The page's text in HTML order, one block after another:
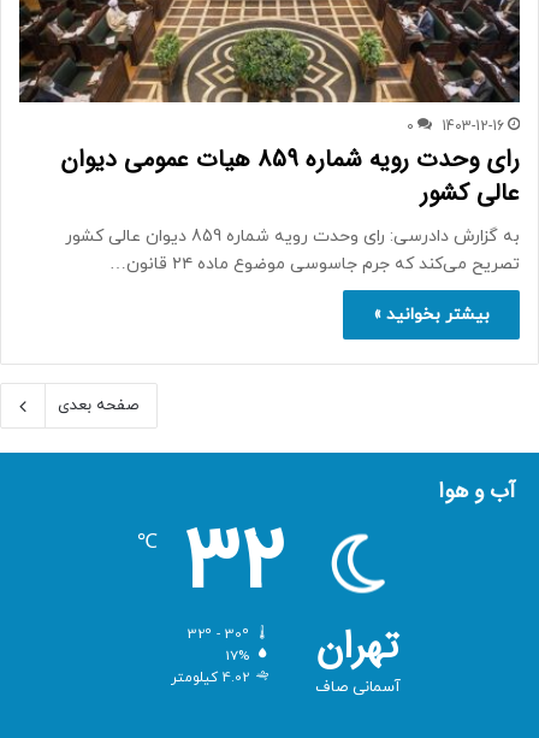
1403-12-16
0
رای وحدت رویه شماره 859 هیات عمومی دیوان
عالی کشور
به گزارش دادرسی: رای وحدت رویه شماره 859 دیوان عالی کشور
تصریح می‌کند که جرم جاسوسی موضوع ماده ۲۴ قانون…
بیشتر بخوانید »
صفحه بعدی
آب و هوا
تهران
آسمانی صاف
32
℃
17%
4.02 کیلومتر